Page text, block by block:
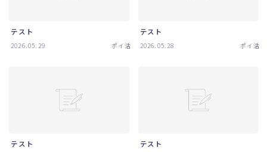
プライバシーポリシー
テスト
2026.05.29 ポイ活
テスト
2026.05.28 ポイ活
テスト テスト